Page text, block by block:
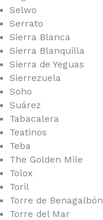
Selwo
Serrato
Sierra Blanca
Sierra Blanquilla
Sierra de Yeguas
Sierrezuela
Soho
Suárez
Tabacalera
Teatinos
Teba
The Golden Mile
Tolox
Toril
Torre de Benagalbón
Torre del Mar